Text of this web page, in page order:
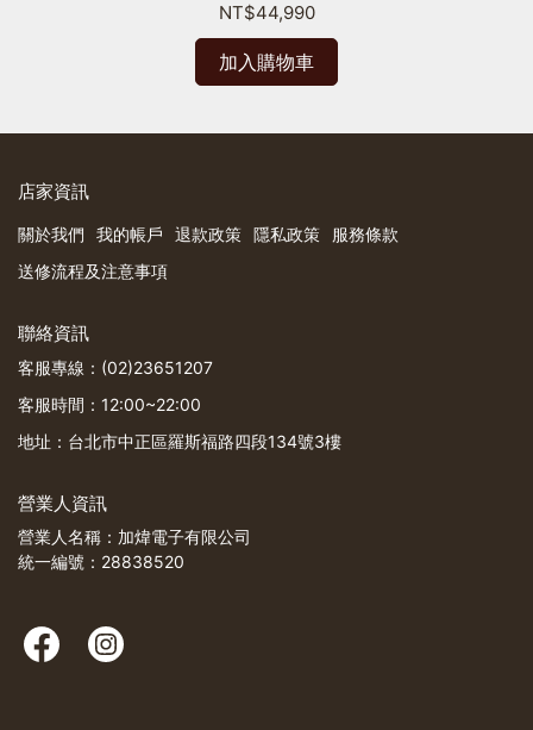
NT$44,990
加入購物車
店家資訊
關於我們 我的帳戶 退款政策 隱私政策
服務條款
送修流程及注意事項
聯絡資訊
客服專線：(02)23651207
客服時間：12:00~22:00
地址：台北市中正區羅斯福路四段134號3樓
營業人資訊
營業人名稱：加煒電子有限公司
統一編號：28838520